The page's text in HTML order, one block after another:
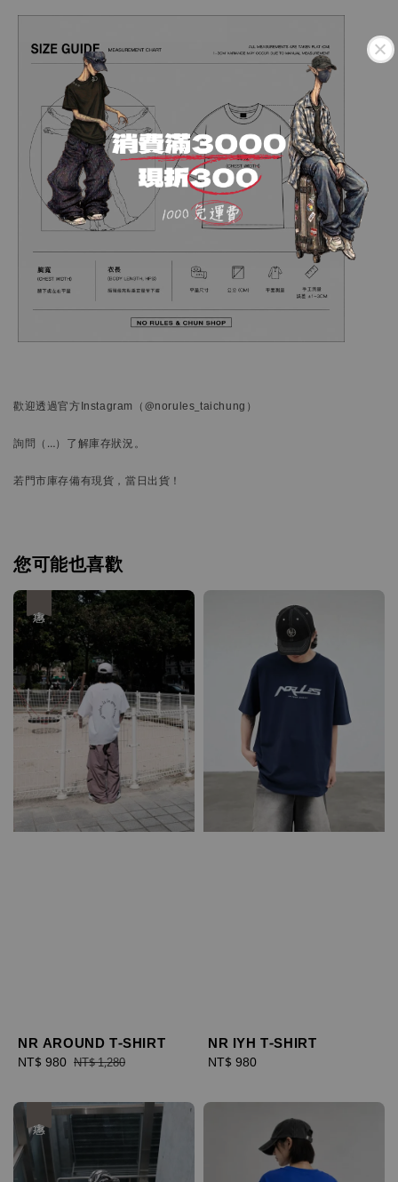
歡迎透過官方Instagram （@norules_taichung）
詢問 （…） 了解庫存狀況。
若門市庫存備有現貨，當日出貨！
您可能也喜歡
NR AROUND T-SHIRT
Sale
NT$ 980 Regular
NT$ 1,280
NR IYH T-SHIRT
Regular
NT$ 980